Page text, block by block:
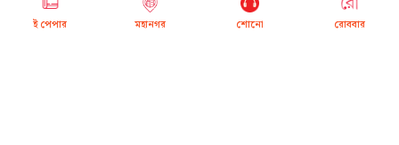
<< >>
ই পেপার মহানগর শোনো রোববার